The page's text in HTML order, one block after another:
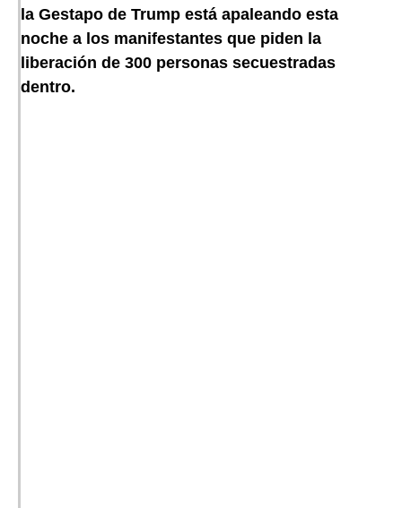
la Gestapo de Trump está apaleando esta
noche a los manifestantes que piden la
liberación de 300 personas secuestradas
dentro.